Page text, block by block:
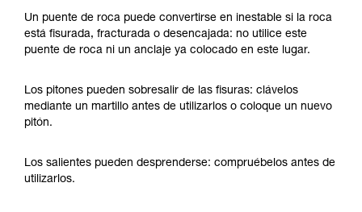
Un puente de roca puede convertirse en inestable si la roca
está fisurada, fracturada o desencajada: no utilice este
puente de roca ni un anclaje ya colocado en este lugar.
Los pitones pueden sobresalir de las fisuras: clávelos
mediante un martillo antes de utilizarlos o coloque un nuevo
pitón.
Los salientes pueden desprenderse: compruébelos antes de
utilizarlos.